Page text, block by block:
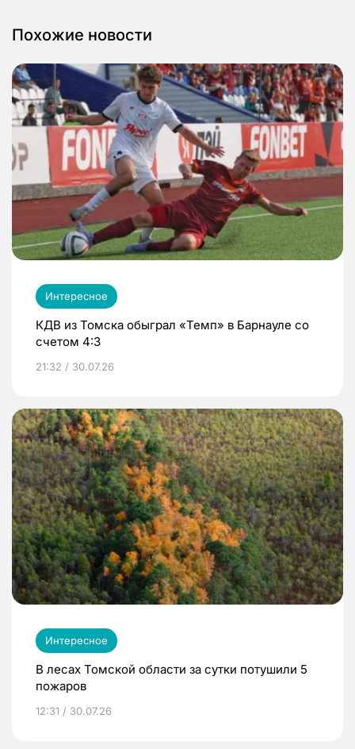
Похожие новости
Интересное
КДВ из Томска обыграл «Темп» в Барнауле со
счетом 4:3
21:32 / 30.07.26
Интересное
В лесах Томской области за сутки потушили 5
пожаров
12:31 / 30.07.26